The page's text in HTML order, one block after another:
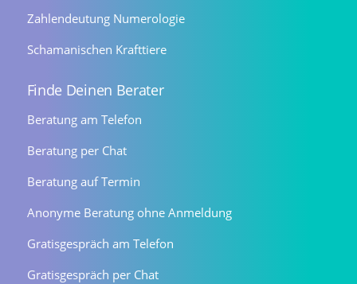
Zahlendeutung Numerologie
Schamanischen Krafttiere
Finde Deinen Berater
Beratung am Telefon
Beratung per Chat
Beratung auf Termin
Anonyme Beratung ohne Anmeldung
Gratisgespräch am Telefon
Gratisgespräch per Chat